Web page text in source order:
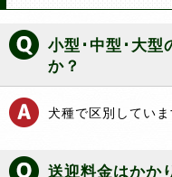
小型･中型･大型
か？
犬種で区別していま
送迎料金はかか